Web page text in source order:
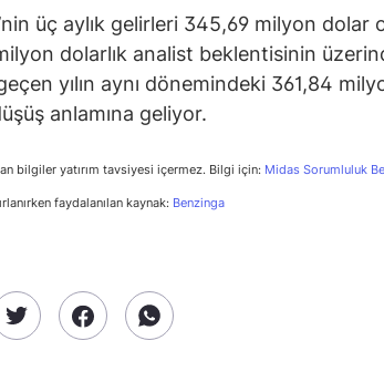
üç aylık gelirleri 345,69 milyon dolar
dolarlık analist beklentisinin
yılın aynı dönemindeki 361,84
anlamına geliyor.
bilgiler yatırım tavsiyesi içermez. Bilgi için: Midas Sorumluluk
faydalanılan kaynak: Benzinga